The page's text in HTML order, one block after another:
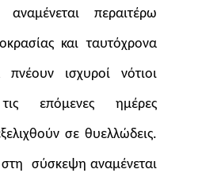
περαιτέρω
και ταυτόχρονα
ισχυροί νότιοι
επόμενες ημέρες
σε θυελλώδεις.
στη σύσκεψη αναμένεται